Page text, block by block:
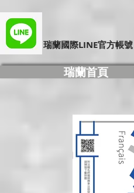
​瑞蘭國際LINE官方帳號
瑞蘭首頁